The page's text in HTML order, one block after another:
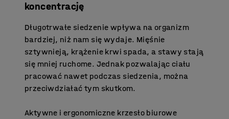
koncentrację
Długotrwałe siedzenie wpływa na organizm
bardziej, niż nam się wydaje. Mięśnie
sztywnieją, krążenie krwi spada, a stawy stają
się mniej ruchome. Jednak pozwalając ciału
pracować nawet podczas siedzenia, można
przeciwdziałać tym skutkom.
Aktywne i ergonomiczne krzesło biurowe